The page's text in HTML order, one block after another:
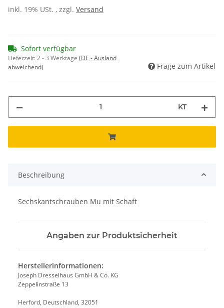
inkl. 19% USt. , zzgl. Versand
Sofort verfügbar
Lieferzeit:2 - 3 Werktage (DE - Ausland
abweichend)
Frage zum Artikel
KT
Beschreibung
Sechskantschrauben Mu mit Schaft
Angaben zur Produktsicherheit
Herstellerinformationen:
Joseph Dresselhaus GmbH & Co. KG
Zeppelinstraße 13
Herford, Deutschland, 32051